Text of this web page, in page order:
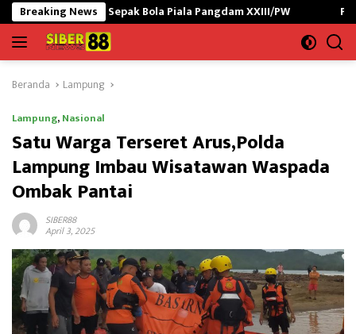
Langsung
ke
konten
Breaking News
Sepak Bola Piala Pangdam XXIII/PW Polres Lampung
Beranda Lampung
Lampung,Nasional
Satu Warga Terseret Arus,Polda
Lampung Imbau Wisatawan Waspada
Ombak Pantai
SIBER88
April 3, 2025